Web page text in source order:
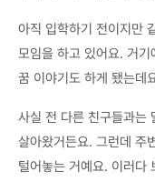
아직 입학하기 전이지만
모임을 하고 있어요. 거
꿈 이야기도 하게 됐는데
사실 전 다른 친구들과는
살아왔거든요. 그런데 주
털어놓는 거예요. 이러다